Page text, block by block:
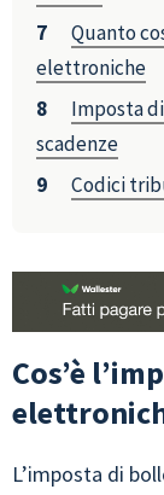
Quanto
elettroniche
Imposta
scadenze
Codici
Cos’è
L’imposta di